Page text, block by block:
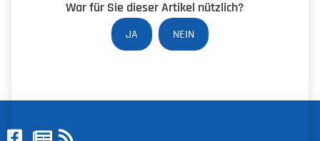
War für Sie dieser Artikel nützlich?
JA NEIN